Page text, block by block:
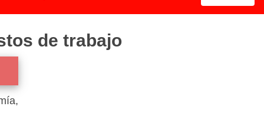
de trabajo